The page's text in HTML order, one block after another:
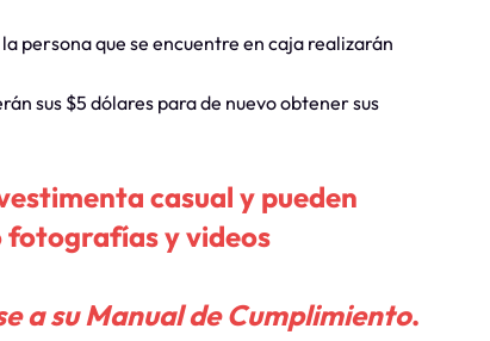
persona que se encuentre en caja realizarán
sus $5 dólares para de nuevo obtener sus
casual y pueden
fotografías y videos
a su Manual de Cumplimiento.